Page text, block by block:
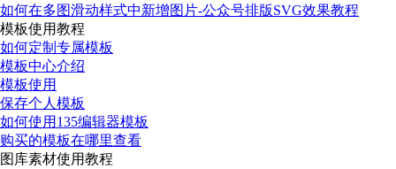
如何在多图滑动样式中新增图片-公众号排版SVG效果教程
模板使用教程
如何定制专属模板
模板中心介绍
模板使用
保存个人模板
如何使用135编辑器模板
购买的模板在哪里查看
图库素材使用教程